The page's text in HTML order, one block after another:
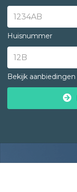
Huisnummer
Bekijk aanbiedingen